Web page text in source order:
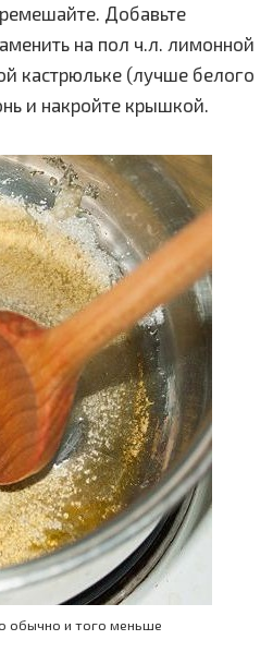
Добавьте
на пол ч.л. лимонной
кастрюльке (лучше белого
и накройте крышкой.
обычно и того меньше